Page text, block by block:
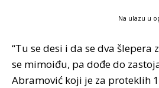
Na ulazu u
“Tu se desi i da se dva šlepera
se mimoiđu, pa dođe do
Abramović koji je za proteklih